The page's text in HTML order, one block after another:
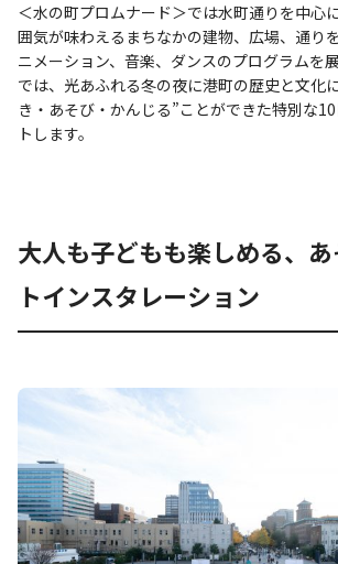
＜水の町プロムナード＞では水町通りを中心
囲気が味わえるまちなかの建物、広場、通り
ニメーション、音楽、ダンスのプログラムを
では、光あふれる冬の夜に港町の歴史と文化
き・あそび・かんじる”ことができた特別な
トします。
大人も子どもも楽しめる、
トインスタレーション